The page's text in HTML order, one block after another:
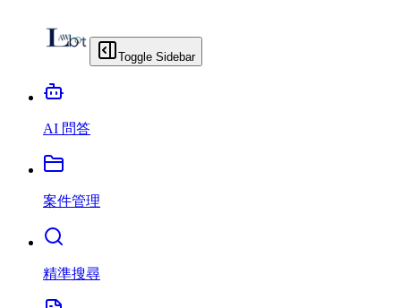
Toggle Sidebar
AI 問答
案件管理
精準搜尋